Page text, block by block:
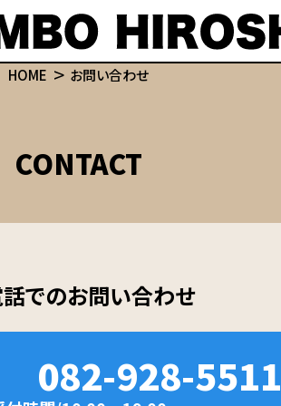
HOME お問い合わせ
CONTACT
でのお問い合わせ
082-928-5511